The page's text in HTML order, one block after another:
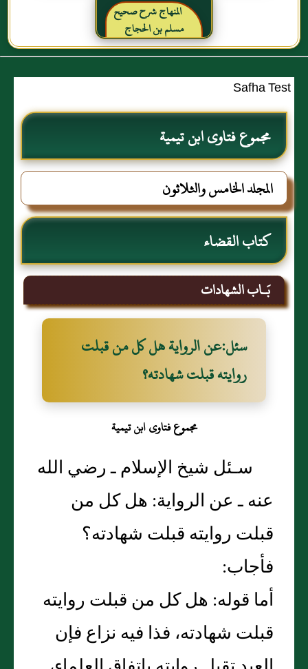
المنهاج شرح صحيح
مسلم بن الحجاج
Safha Test
مجموع فتاوى ابن تيمية
المجلد الخامس والثلاثون
كتاب القضاء
بَـاب الشهادات
سئل:عن الرواية‏ هل كل من قبلت
روايته قبلت شهادته‏؟‏
مجموع فتاوى ابن تيمية
سـئل شيخ الإسلام ـ رضي الله
عنه ـ عن الرواية‏:‏ هل كل من
قبلت روايته قبلت شهادته‏؟‏
فأجاب‏:‏
أما قوله‏:‏ هل كل من قبلت روايته
قبلت شهادته، فذا فيه نزاع فإن